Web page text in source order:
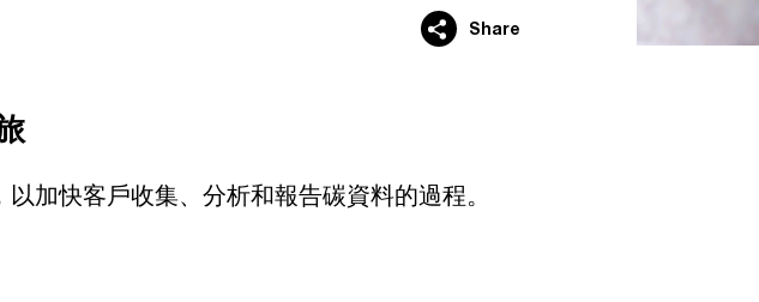
Share
加快客戶收集、分析和報告碳資料的過程。